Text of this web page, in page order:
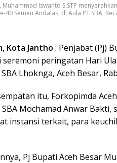
Muhammad Iswanto S.STP
40 Semen Andalas, di Aula PT SBA,
Kota Jantho : Penjabat (Pj)
peringatan Hari
Lhoknga, Aceh Besar,
itu, Forkopimda
SBA Mochamad Anwar
instansi terkait, para
Pj Bupati Aceh Besar